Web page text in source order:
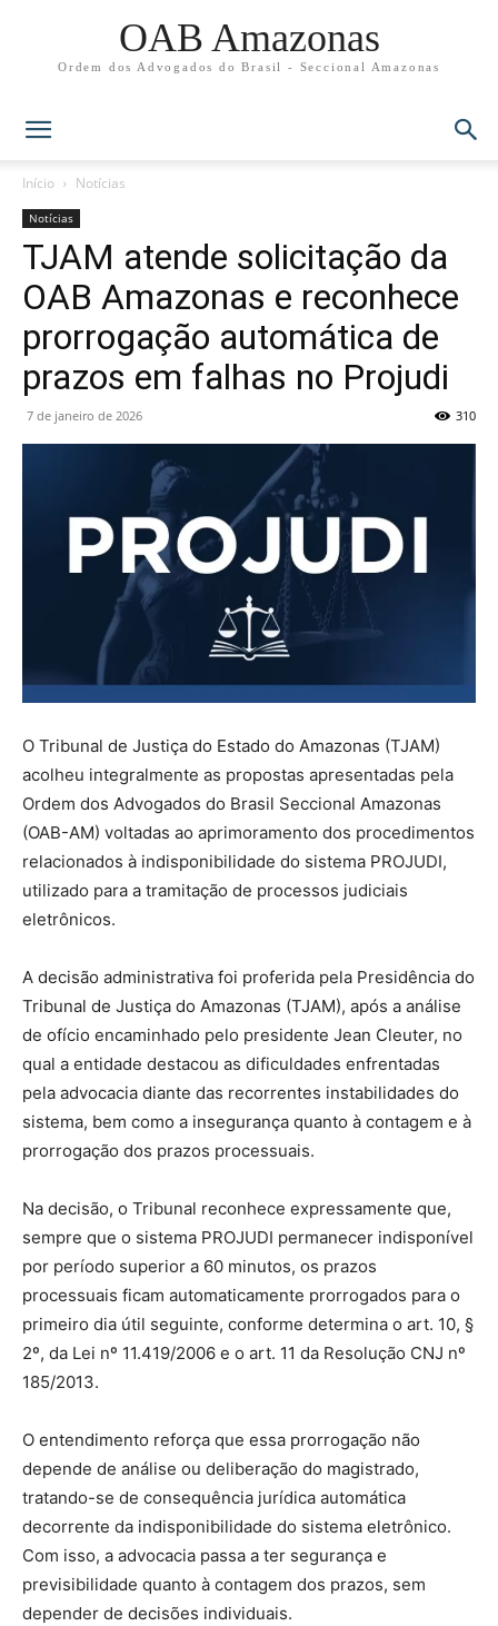
OAB Amazonas
Ordem dos Advogados do Brasil - Seccional Amazonas
Início Notícias
Notícias
TJAM atende solicitação da
OAB Amazonas e reconhece
prorrogação automática de
prazos em falhas no Projudi
7 de janeiro de 2026 310
O Tribunal de Justiça do Estado do Amazonas (TJAM)
acolheu integralmente as propostas apresentadas pela
Ordem dos Advogados do Brasil Seccional Amazonas
(OAB-AM) voltadas ao aprimoramento dos procedimentos
relacionados à indisponibilidade do sistema PROJUDI,
utilizado para a tramitação de processos judiciais
eletrônicos.
A decisão administrativa foi proferida pela Presidência do
Tribunal de Justiça do Amazonas (TJAM), após a análise
de ofício encaminhado pelo presidente Jean Cleuter, no
qual a entidade destacou as dificuldades enfrentadas
pela advocacia diante das recorrentes instabilidades do
sistema, bem como a insegurança quanto à contagem e à
prorrogação dos prazos processuais.
Na decisão, o Tribunal reconhece expressamente que,
sempre que o sistema PROJUDI permanecer indisponível
por período superior a 60 minutos, os prazos
processuais ficam automaticamente prorrogados para o
primeiro dia útil seguinte, conforme determina o art. 10, §
2º, da Lei nº 11.419/2006 e o art. 11 da Resolução CNJ nº
185/2013.
O entendimento reforça que essa prorrogação não
depende de análise ou deliberação do magistrado,
tratando-se de consequência jurídica automática
decorrente da indisponibilidade do sistema eletrônico.
Com isso, a advocacia passa a ter segurança e
previsibilidade quanto à contagem dos prazos, sem
depender de decisões individuais.